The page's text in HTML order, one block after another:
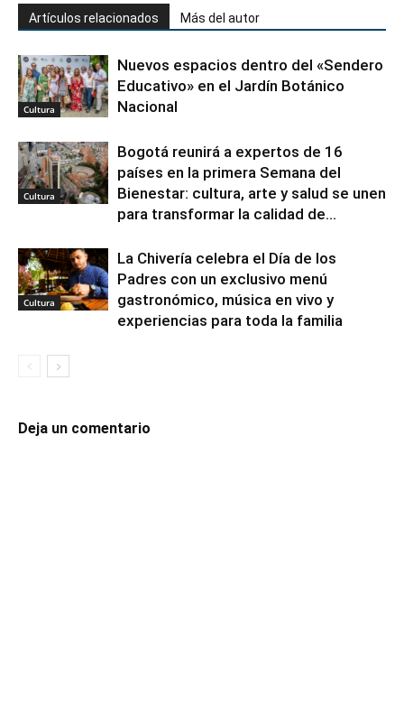
Artículos relacionados Más del autor
Cultura
Nuevos espacios dentro del «Sendero
Educativo» en el Jardín Botánico
Nacional
Cultura
Bogotá reunirá a expertos de 16
países en la primera Semana del
Bienestar: cultura, arte y salud se unen
para transformar la calidad de...
Cultura
La Chivería celebra el Día de los
Padres con un exclusivo menú
gastronómico, música en vivo y
experiencias para toda la familia
Deja un comentario